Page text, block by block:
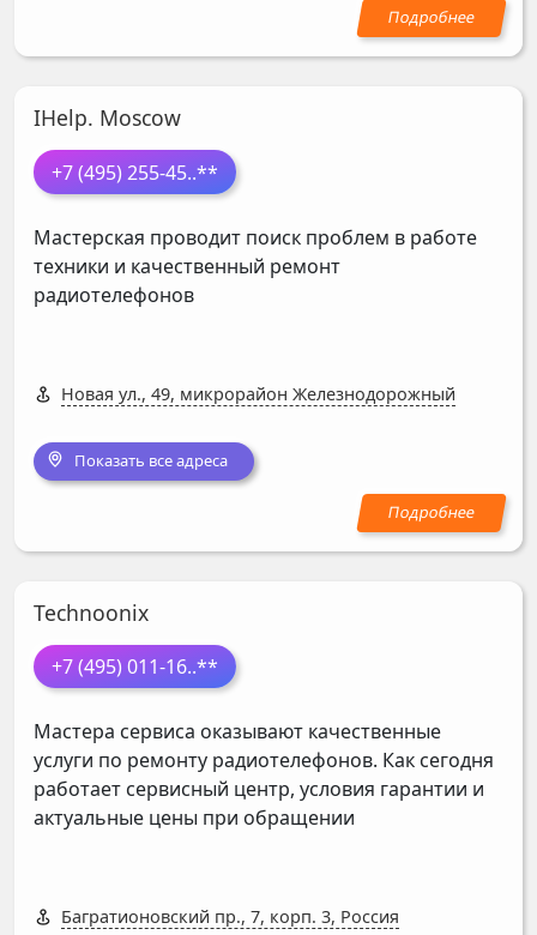
IHelp. Moscow
+7 (495) 255-45..**
Мастерская проводит поиск проблем в работе
техники и качественный ремонт
радиотелефонов
Новая ул., 49, микрорайон Железнодорожный
Показать все адреса
Technoonix
+7 (495) 011-16..**
Мастера сервиса оказывают качественные
услуги по ремонту радиотелефонов. Как сегодня
работает сервисный центр, условия гарантии и
актуальные цены при обращении
Багратионовский пр., 7, корп. 3, Россия